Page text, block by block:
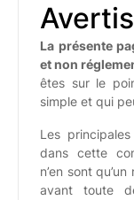
La présente
et non
êtes sur le
simple et qui
Les
dans cette
n’en sont
avant toute